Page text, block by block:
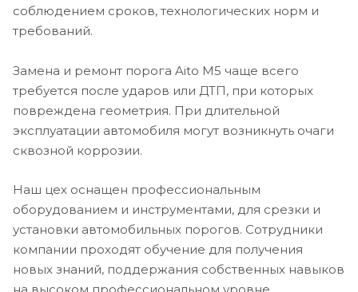
соблюдением сроков, технологических норм и
требований.
Замена и ремонт порога Aito M5 чаще всего
требуется после ударов или ДТП, при которых
повреждена геометрия. При длительной
эксплуатации автомобиля могут возникнуть очаги
сквозной коррозии.
Наш цех оснащен профессиональным
оборудованием и инструментами, для срезки и
установки автомобильных порогов. Сотрудники
компании проходят обучение для получения
новых знаний, поддержания собственных навыков